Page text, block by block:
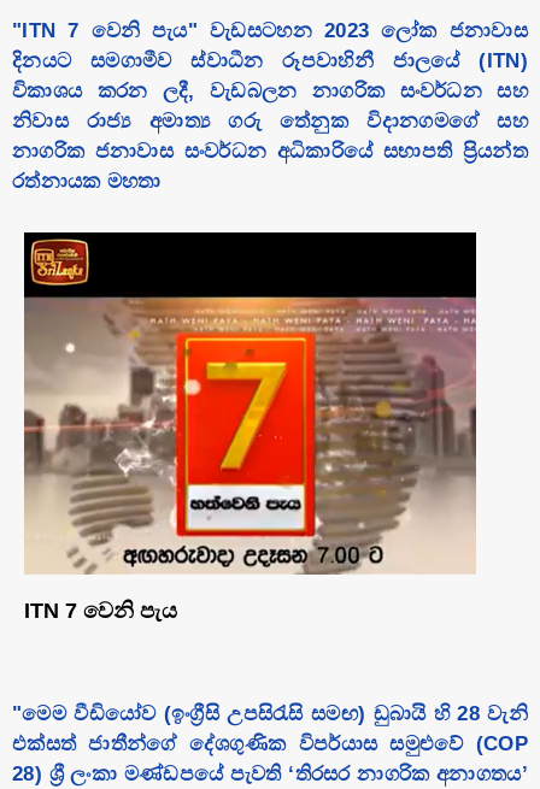
"ITN 7 වෙනි පැය" වැඩසටහන 2023 ලෝක ජනාවාස
දිනයට සමගාමීව ස්වාධීන රූපවාහිනී ජාලයේ (ITN)
විකාශය කරන ලදී, වැඩබලන නාගරික සංවර්ධන සහ
නිවාස රාජ්‍ය අමාත්‍ය ගරු තේනුක විදානගමගේ සහ
නාගරික ජනාවාස සංවර්ධන අධිකාරියේ සභාපති ප්‍රියන්ත
රත්නායක මහතා
ITN 7 වෙනි පැය
"මෙම වීඩියෝව (ඉංග්‍රීසි උපසිරැසි සමඟ) ඩුබායි හි 28 වැනි
එක්සත් ජාතීන්ගේ දේශගුණික විපර්යාස සමුළුවේ (COP
28) ශ්‍රී ලංකා මණ්ඩපයේ පැවති ‘තිරසර නාගරික අනාගතය’